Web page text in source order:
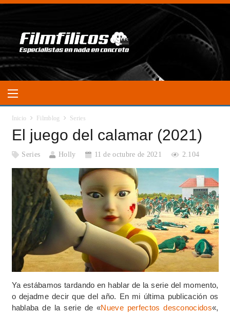
Inicio Filmblog Series
El juego del calamar (2021)
Series Holly 11 de octubre de 2021 2.104
Ya estábamos tardando en hablar de la serie del momento,
o dejadme decir que del año. En mi última publicación os
hablaba de la serie de «Nueve perfectos desconocidos«,